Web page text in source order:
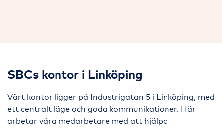
SBCs kontor i Linköping
Vårt kontor ligger på Industrigatan 5 i Linköping, med
ett centralt läge och goda kommunikationer. Här
arbetar våra medarbetare med att hjälpa